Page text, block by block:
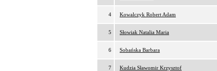
4 Kowalczyk Robert Adam
5 Słowiak Natalia Maria
6 Sobańska Barbara
7 Kudzia Sławomir Krzysztof